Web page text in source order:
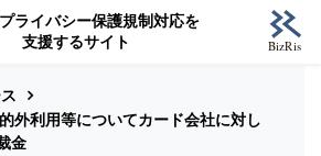
ライバシー保護規制対応を
支援するサイト
外利用等についてカード会社に対し
金